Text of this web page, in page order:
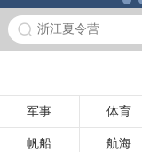
浙江夏令营
军事 体育
帆船 航海